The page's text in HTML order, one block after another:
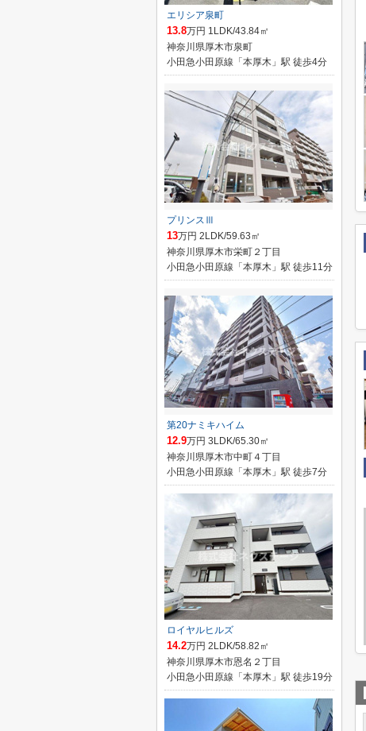
エリシア泉町
13.8万円 1LDK/43.84㎡
神奈川県厚木市泉町
小田急小田原線「本厚木」駅 徒歩4分
プリンスⅢ
13万円 2LDK/59.63㎡
神奈川県厚木市栄町２丁目
小田急小田原線「本厚木」駅 徒歩11分
第20ナミキハイム
12.9万円 3LDK/65.30㎡
神奈川県厚木市中町４丁目
小田急小田原線「本厚木」駅 徒歩7分
ロイヤルヒルズ
14.2万円 2LDK/58.82㎡
神奈川県厚木市恩名２丁目
小田急小田原線「本厚木」駅 徒歩19分